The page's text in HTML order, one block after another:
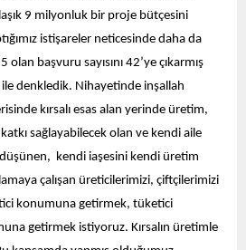
9 milyonluk bir proje bütçesini
istişareler neticesinde daha da
başvuru sayısını 42’ye çıkarmış
ile denkledik. Nihayetinde inşallah
kırsalı esas alan yerinde üretim,
sağlayabilecek olan ve kendi aile
düşünen, kendi iaşesini kendi üretim
çalışan üreticilerimizi, çiftçilerimizi
konumuna getirmek, tüketici
getirmek istiyoruz. Kırsalın üretimle